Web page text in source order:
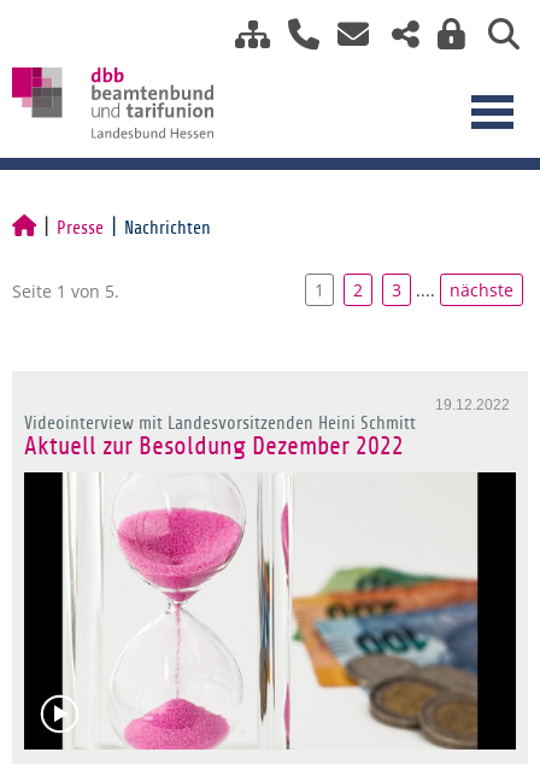
Presse Nachrichten
Seite 1 von 5. 1 2 3 .... nächste
19.12.2022
Videointerview mit Landesvorsitzenden Heini Schmitt
Aktuell zur Besoldung Dezember 2022